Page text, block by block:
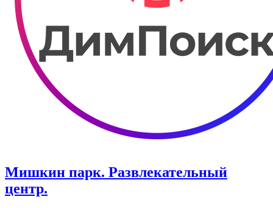
Мишкин парк. Развлекательный
центр.